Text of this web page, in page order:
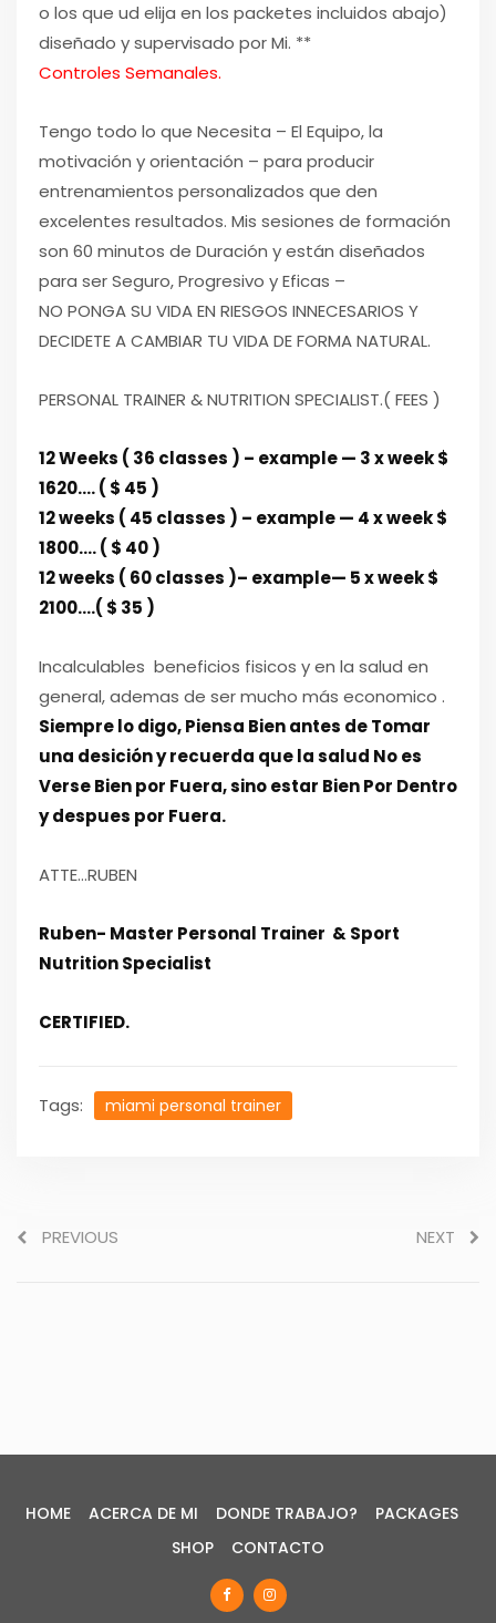
o los que ud elija en los packetes incluidos abajo)
diseñado y supervisado por Mi. **
Controles Semanales.
Tengo todo lo que Necesita – El Equipo, la
motivación y orientación – para producir
entrenamientos personalizados que den
excelentes resultados. Mis sesiones de formación
son 60 minutos de Duración y están diseñados
para ser Seguro, Progresivo y Eficas –
NO PONGA SU VIDA EN RIESGOS INNECESARIOS Y
DECIDETE A CAMBIAR TU VIDA DE FORMA NATURAL.
PERSONAL TRAINER & NUTRITION SPECIALIST.( FEES )
12 Weeks ( 36 classes ) – example — 3 x week $
1620…. ( $ 45 )
12 weeks ( 45 classes ) – example — 4 x week $
1800…. ( $ 40 )
12 weeks ( 60 classes )– example— 5 x week $
2100….( $ 35 )
Incalculables beneficios fisicos y en la salud en
general, ademas de ser mucho más economico .
Siempre lo digo, Piensa Bien antes de Tomar
una desición y recuerda que la salud No es
Verse Bien por Fuera, sino estar Bien Por Dentro
y despues por Fuera.
ATTE…RUBEN
Ruben- Master Personal Trainer & Sport
Nutrition Specialist
CERTIFIED.
Tags: miami personal trainer
PREVIOUS NEXT
HOME ACERCA DE MI DONDE TRABAJO?
PACKAGES
SHOP
CONTACTO